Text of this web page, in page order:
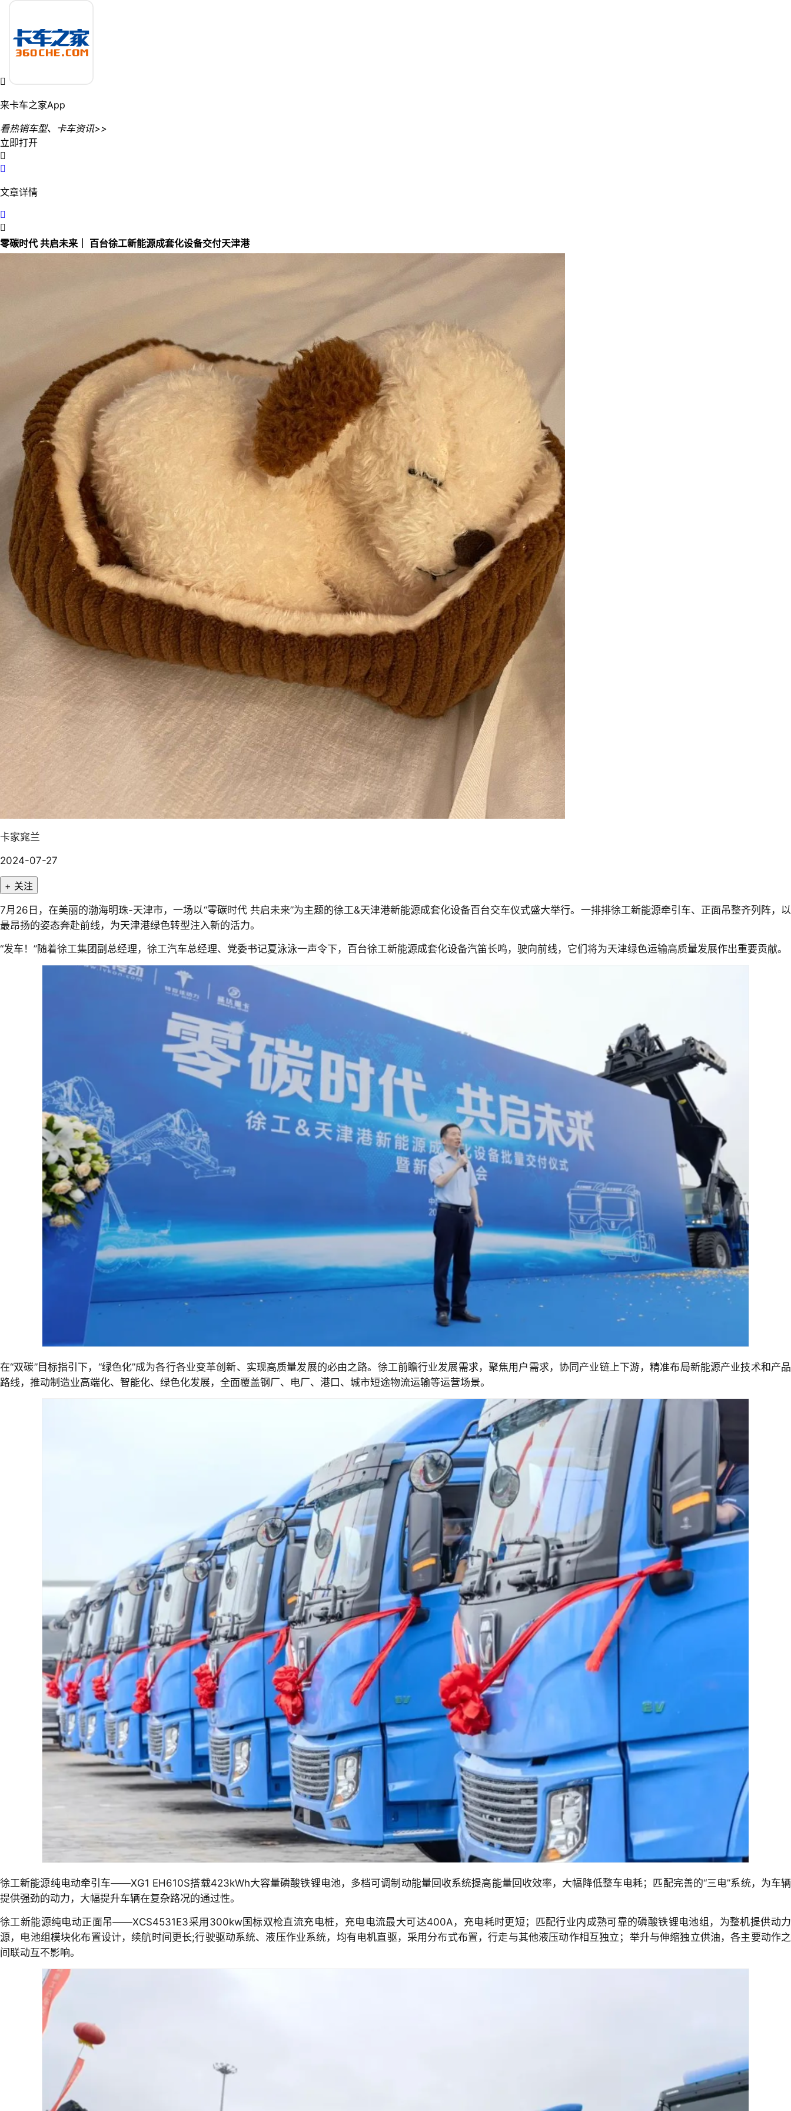

来卡车之家App
看热销车型、卡车资讯>>
立即打开


文章详情


零碳时代 共启未来｜ 百台徐工新能源成套化设备交付天津港
卡家窕兰
2024-07-27
+ 关注
7月26日，在美丽的渤海明珠-天津市，一场以“零碳时代 共启未来”为主题的徐工&天津港新能源成套化设备百台交车仪式盛大举行。一排排徐工新能源牵引车、正面吊整齐列阵，以
最昂扬的姿态奔赴前线，为天津港绿色转型注入新的活力。
“发车！”随着徐工集团副总经理，徐工汽车总经理、党委书记夏泳泳一声令下，百台徐工新能源成套化设备汽笛长鸣，驶向前线，它们将为天津绿色运输高质量发展作出重要贡献。
在“双碳”目标指引下，“绿色化”成为各行各业变革创新、实现高质量发展的必由之路。徐工前瞻行业发展需求，聚焦用户需求，协同产业链上下游，精准布局新能源产业技术和产品
路线，推动制造业高端化、智能化、绿色化发展，全面覆盖钢厂、电厂、港口、城市短途物流运输等运营场景。
徐工新能源纯电动牵引车——XG1 EH610S搭载423kWh大容量磷酸铁锂电池，多档可调制动能量回收系统提高能量回收效率，大幅降低整车电耗；匹配完善的“三电”系统，为车辆
提供强劲的动力，大幅提升车辆在复杂路况的通过性。
徐工新能源纯电动正面吊——XCS4531E3采用300kw国标双枪直流充电桩，充电电流最大可达400A，充电耗时更短；匹配行业内成熟可靠的磷酸铁锂电池组，为整机提供动力
源，电池组模块化布置设计，续航时间更长;行驶驱动系统、液压作业系统，均有电机直驱，采用分布式布置，行走与其他液压动作相互独立；举升与伸缩独立供油，各主要动作之
间联动互不影响。